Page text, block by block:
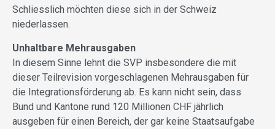
Schliesslich möchten diese sich in der Schweiz
niederlassen.
Unhaltbare Mehrausgaben
In diesem Sinne lehnt die SVP insbesondere die mit
dieser Teilrevision vorgeschlagenen Mehrausgaben für
die Integrationsförderung ab. Es kann nicht sein, dass
Bund und Kantone rund 120 Millionen CHF jährlich
ausgeben für einen Bereich, der gar keine Staatsaufgabe